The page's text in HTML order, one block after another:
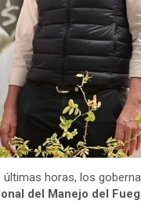
horas, los
del Manejo del